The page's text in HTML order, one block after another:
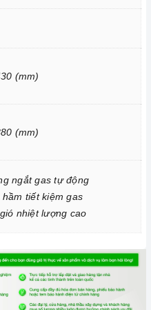
tự động FFD
phẩm
các nồi với nhiều chất liệu
phẳng, tránh những loại có
(mm)
(mm)
ngắt gas tự động
hầm tiết kiệm gas
nhiệt lượng cao